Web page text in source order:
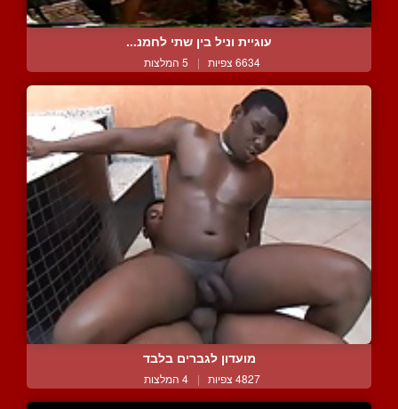
עוגיית וניל בין שתי לחמנ...
6634 צפיות | 5 המלצות
מועדון לגברים בלבד
4827 צפיות | 4 המלצות